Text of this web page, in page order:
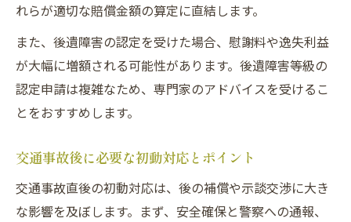
れらが適切な賠償金額の算定に直結します。
また、後遺障害の認定を受けた場合、慰謝料や逸失利益
が大幅に増額される可能性があります。後遺障害等級の
認定申請は複雑なため、専門家のアドバイスを受けるこ
とをおすすめします。
交通事故後に必要な初動対応とポイント
交通事故直後の初動対応は、後の補償や示談交渉に大き
な影響を及ぼします。まず、安全確保と警察への通報、